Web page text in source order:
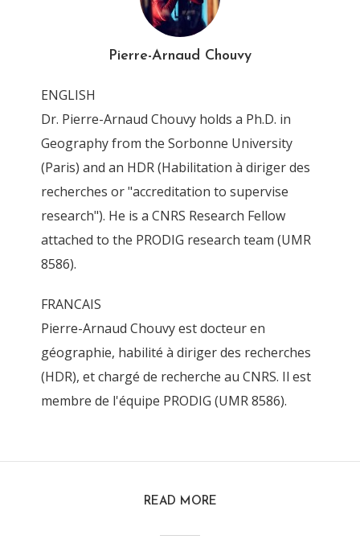
Pierre-Arnaud Chouvy 13 April 2016
Pierre-Arnaud Chouvy
ENGLISH
Dr. Pierre-Arnaud Chouvy holds a Ph.D. in
Geography from the Sorbonne University
(Paris) and an HDR (Habilitation à diriger des
recherches or "accreditation to supervise
research"). He is a CNRS Research Fellow
attached to the PRODIG research team (UMR
8586).
FRANCAIS
Pierre-Arnaud Chouvy est docteur en
géographie, habilité à diriger des recherches
(HDR), et chargé de recherche au CNRS. Il est
membre de l'équipe PRODIG (UMR 8586).
READ MORE